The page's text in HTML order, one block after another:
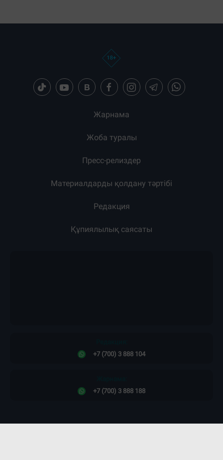
Жарнама
Жоба туралы
Пресс-релиздер
Материалдарды қолдану тәртібі
Редакция
Құпиялылық саясаты
+7 (700) 3 888 104
+7 (700) 3 888 188